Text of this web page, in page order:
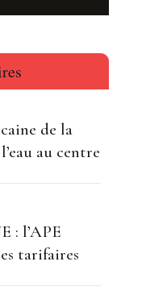
de la
au centre
: l’APE
tarifaires